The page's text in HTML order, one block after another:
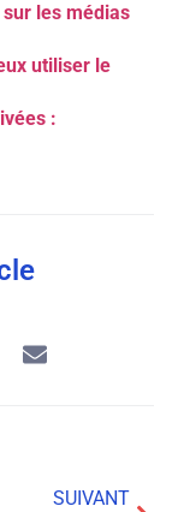
les médias
utiliser le
:
SUIVANT